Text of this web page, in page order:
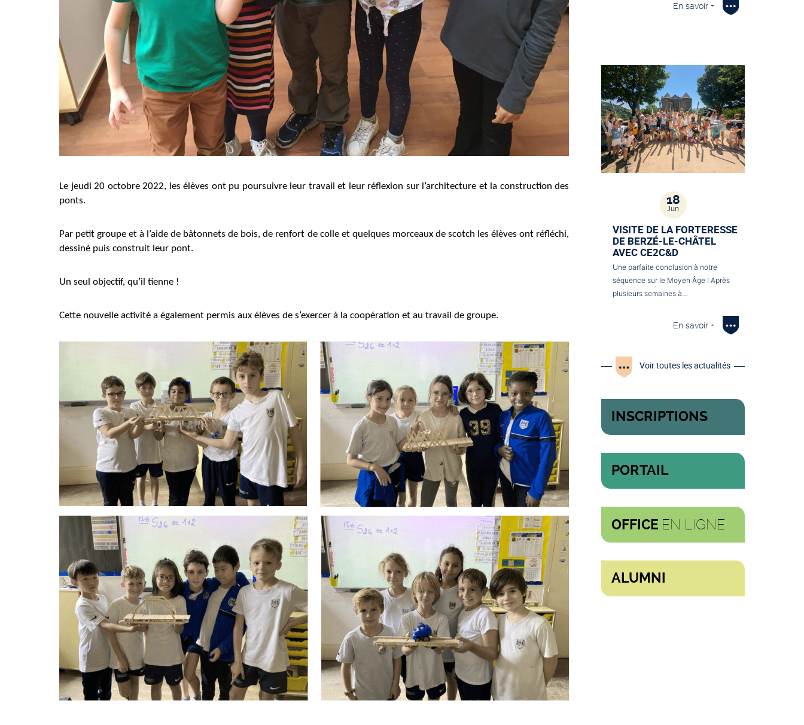
Le jeudi 20 octobre 2022, les élèves ont pu poursuivre leur travail et leur réflexion sur l’architecture et la construction des
ponts.
Par petit groupe et à l’aide de bâtonnets de bois, de renfort de colle et quelques morceaux de scotch les élèves ont réfléchi,
dessiné puis construit leur pont.
Un seul objectif, qu’il tienne !
Cette nouvelle activité a également permis aux élèves de s’exercer à la coopération et au travail de groupe.
En savoir +
18
Jun
VISITE DE LA FORTERESSE
DE BERZÉ-LE-CHÂTEL
AVEC CE2C&D
Une parfaite conclusion à notre
séquence sur le Moyen Âge ! Après
plusieurs semaines à…
En savoir +
Voir toutes les actualités
INSCRIPTIONS
PORTAIL
OFFICE EN LIGNE
ALUMNI